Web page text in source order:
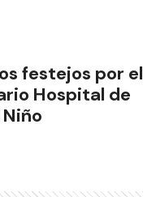
festejos por el
Hospital de